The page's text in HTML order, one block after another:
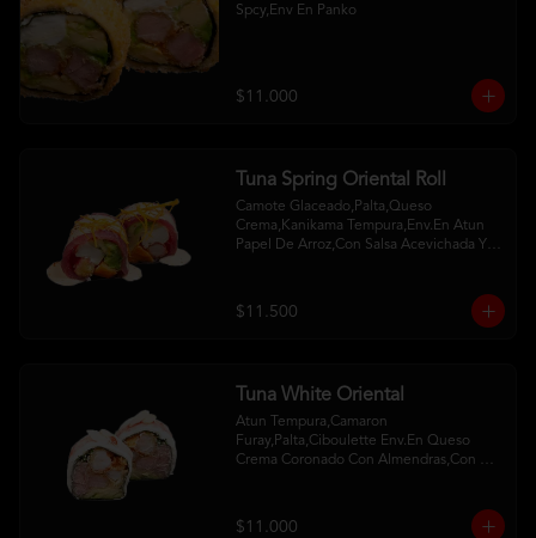
Spcy,Env En Panko
$11.000
Tuna Spring Oriental Roll
Camote Glaceado,Palta,Queso
Crema,Kanikama Tempura,Env.En Atun
Papel De Arroz,Con Salsa Acevichada Y
$11.500
Tuna White Oriental
Atun Tempura,Camaron
Furay,Palta,Ciboulette Env.En Queso
Crema Coronado Con Almendras,Con
$11.000